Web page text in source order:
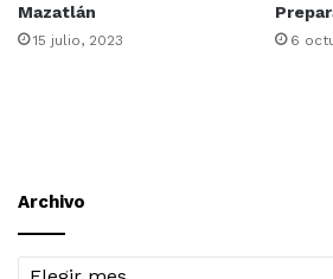
Mazatlán
15 julio, 2023 6
Archivo
Archivo